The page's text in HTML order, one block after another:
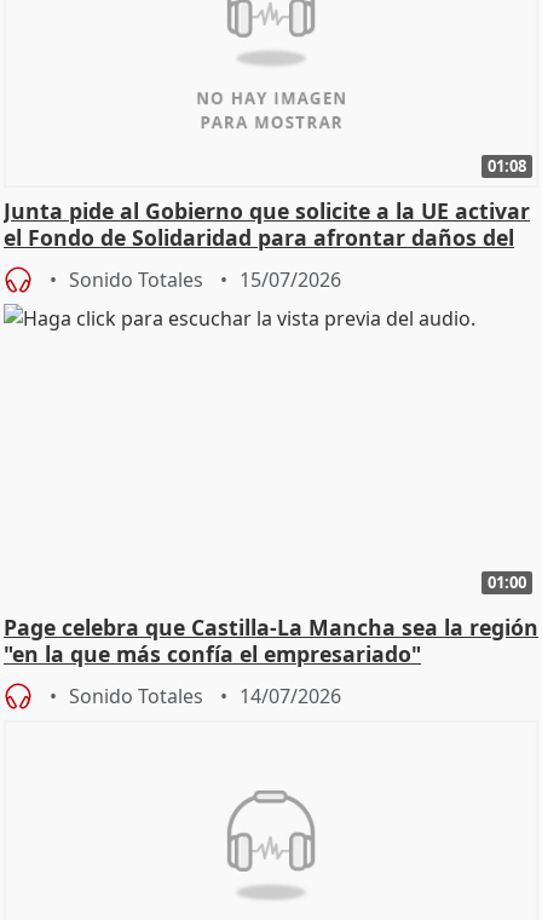
01:08
Junta pide al Gobierno que solicite a la UE activar
el Fondo de Solidaridad para afrontar daños del
Sonido Totales 15/07/2026
01:00
Page celebra que Castilla-La Mancha sea la región
"en la que más confía el empresariado"
Sonido Totales 14/07/2026